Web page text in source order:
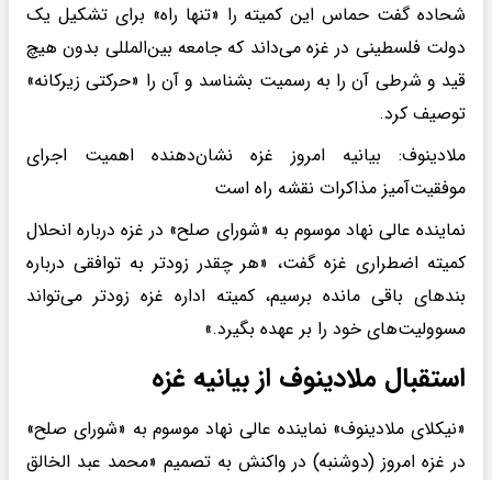
شحاده گفت حماس این کمیته را «تنها راه» برای تشکیل یک
دولت فلسطینی در غزه می‌داند که جامعه بین‌المللی بدون هیچ
قید و شرطی آن را به رسمیت بشناسد و آن را «حرکتی زیرکانه»
توصیف کرد.
ملادینوف: بیانیه امروز غزه نشان‌دهنده اهمیت اجرای
موفقیت‌آمیز مذاکرات نقشه راه است
نماینده عالی نهاد موسوم به «شورای صلح» در غزه درباره انحلال
کمیته اضطراری غزه گفت، «هر چقدر زودتر به توافقی درباره
بندهای باقی مانده برسیم، کمیته اداره غزه زودتر می‌تواند
مسوولیت‌های خود را بر عهده بگیرد.»
استقبال ملادینوف از بیانیه غزه
«نیکلای ملادینوف» نماینده عالی نهاد موسوم به «شورای صلح»
در غزه امروز (دوشنبه) در واکنش به تصمیم «محمد عبد الخالق